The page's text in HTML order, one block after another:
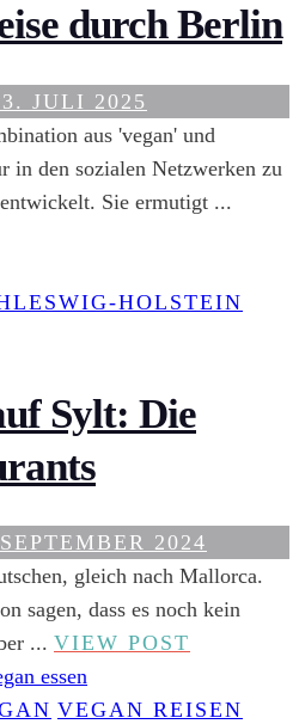
durch Berlin
3. JULI 2025
aus 'vegan' und
in den sozialen Netzwerken zu
Sie ermutigt ...
HOLSTEIN
Sylt: Die
2024
gleich nach Mallorca.
sagen, dass es noch kein
... VIEW POST
AUF
VEGAN REISEN